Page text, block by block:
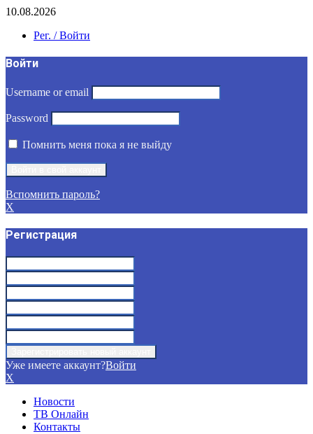
10.08.2026
Рег. / Войти
Войти
Username or email
Password
Помнить меня пока я не выйду
Вспомнить пароль?
X
Регистрация
Уже имеете аккаунт?Войти
X
Новости
ТВ Онлайн
Контакты